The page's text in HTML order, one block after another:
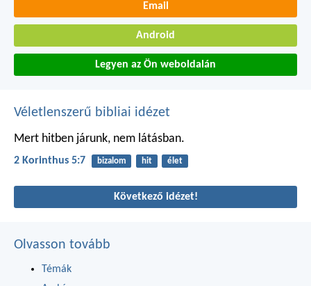
Email
Android
Legyen az Ön weboldalán
Véletlenszerű bibliai idézet
Mert hitben járunk, nem látásban.
2 Korinthus 5:7 bizalom hit élet
Következő idézet!
Olvasson tovább
Témák